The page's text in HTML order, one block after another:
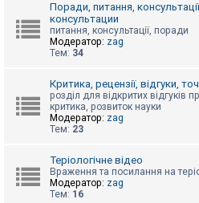
м
о
г
Поради, питання,
консультации
питання, консультації, поради
Модератор: zag
Тем: 34
Критика, рецензії, відгуки,
розділ для відкритих відгуків
критика, розвиток науки
Модератор: zag
Тем: 23
Теріологічне відео
Враження та посилання на
Модератор: zag
Тем: 16